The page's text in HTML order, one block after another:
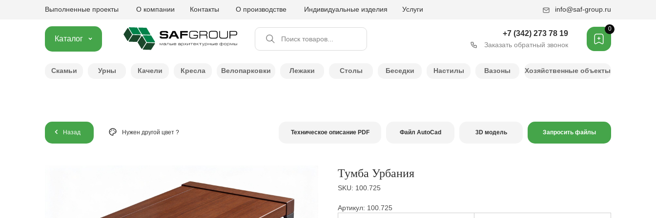
Выполненные проекты О компании Контакты О производстве Индивидуальные изделия Услуги info@saf-group.ru
Заказать обратный звонок
Каталог Поиск товаров...
+7 (342) 273 78 19
0
Скамьи Урны Качели Кресла Велопарковки Лежаки Столы Беседки Настилы Вазоны Хозяйственные объекты
Назад Запросить файлы
3D модель
Файл AutoCad
Техническое описание PDF
Нужен другой цвет ?
Тумба Урбания
SKU: 100.725
Артикул: 100.725